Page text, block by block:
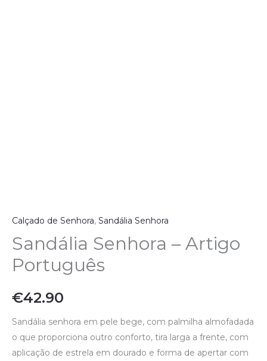
Calçado de Senhora, Sandália Senhora
Sandália Senhora – Artigo
Português
€42.90
Sandália senhora em pele bege, com palmilha almofadada
o que proporciona outro conforto, tira larga a frente, com
aplicação de estrela em dourado e forma de apertar com